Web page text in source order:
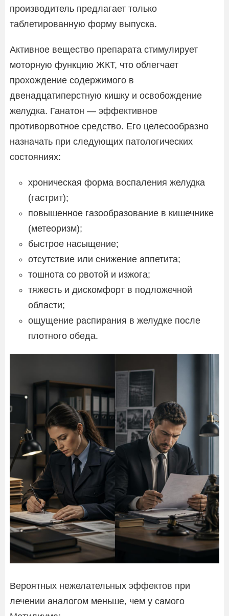
производитель предлагает только
таблетированную форму выпуска.
Активное вещество препарата стимулирует
моторную функцию ЖКТ, что облегчает
прохождение содержимого в
двенадцатиперстную кишку и освобождение
желудка. Ганатон — эффективное
противорвотное средство. Его целесообразно
назначать при следующих патологических
состояниях:
хроническая форма воспаления желудка
(гастрит);
повышенное газообразование в кишечнике
(метеоризм);
быстрое насыщение;
отсутствие или снижение аппетита;
тошнота со рвотой и изжога;
тяжесть и дискомфорт в подложечной
области;
ощущение распирания в желудке после
плотного обеда.
Вероятных нежелательных эффектов при
лечении аналогом меньше, чем у самого